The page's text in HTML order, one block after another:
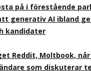
på i förestående
generativ AI ibland
kandidater
Reddit, Moltbook, når
som diskuterar